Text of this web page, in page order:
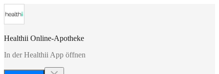
Healthii Online-Apotheke
In der Healthii App öffnen